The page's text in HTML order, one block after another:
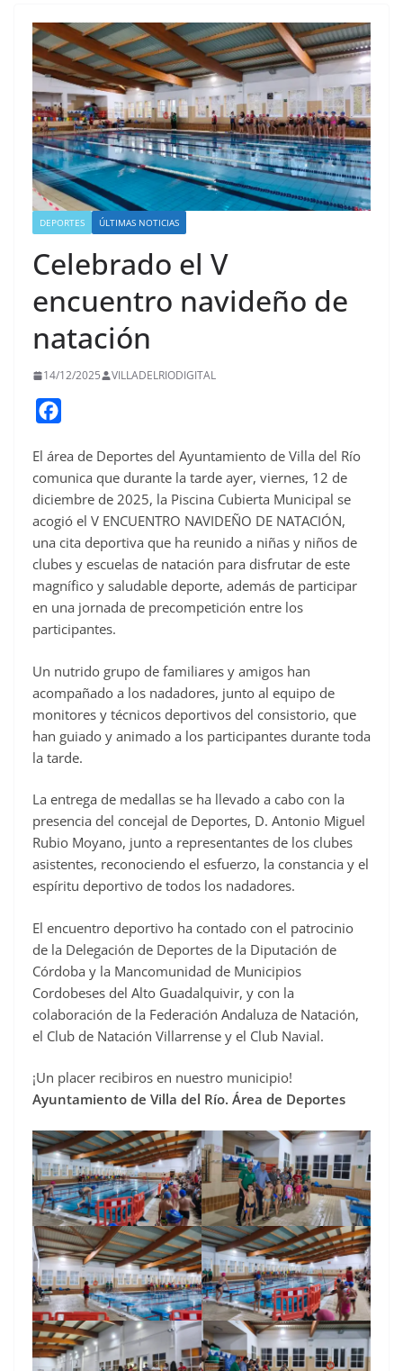
DEPORTES ÚLTIMAS NOTICIAS
Celebrado el V
encuentro navideño de
natación
14/12/2025 VILLADELRIODIGITAL
c
e
b
o
o
k
El área de Deportes del Ayuntamiento de Villa del Río
comunica que durante la tarde ayer, viernes, 12 de
diciembre de 2025, la Piscina Cubierta Municipal se
acogió el V ENCUENTRO NAVIDEÑO DE NATACIÓN,
una cita deportiva que ha reunido a niñas y niños de
clubes y escuelas de natación para disfrutar de este
magnífico y saludable deporte, además de participar
en una jornada de precompetición entre los
participantes.
Un nutrido grupo de familiares y amigos han
acompañado a los nadadores, junto al equipo de
monitores y técnicos deportivos del consistorio, que
han guiado y animado a los participantes durante toda
la tarde.
La entrega de medallas se ha llevado a cabo con la
presencia del concejal de Deportes, D. Antonio Miguel
Rubio Moyano, junto a representantes de los clubes
asistentes, reconociendo el esfuerzo, la constancia y el
espíritu deportivo de todos los nadadores.
El encuentro deportivo ha contado con el patrocinio
de la Delegación de Deportes de la Diputación de
Córdoba y la Mancomunidad de Municipios
Cordobeses del Alto Guadalquivir, y con la
colaboración de la Federación Andaluza de Natación,
el Club de Natación Villarrense y el Club Navial.
¡Un placer recibiros en nuestro municipio!
Ayuntamiento de Villa del Río. Área de Deportes